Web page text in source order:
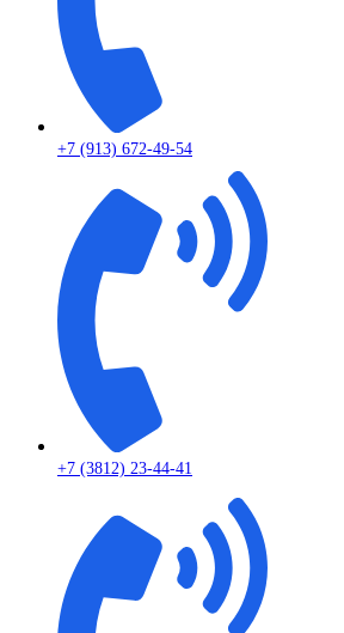
+7 (913) 672-49-54
+7 (3812) 23-44-41